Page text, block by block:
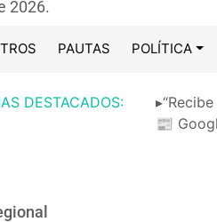
2026.
PAUTAS POLÍTICA
DESTACADOS:
📰